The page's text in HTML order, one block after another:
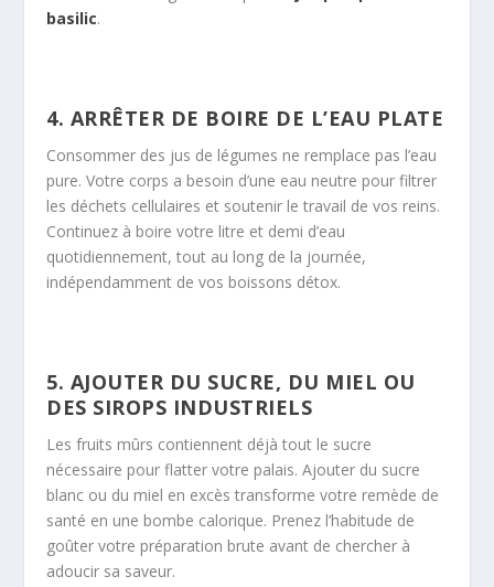
basilic.
4. ARRÊTER DE BOIRE DE L’EAU PLATE
Consommer des jus de légumes ne remplace pas l’eau
pure. Votre corps a besoin d’une eau neutre pour filtrer
les déchets cellulaires et soutenir le travail de vos reins.
Continuez à boire votre litre et demi d’eau
quotidiennement, tout au long de la journée,
indépendamment de vos boissons détox.
5. AJOUTER DU SUCRE, DU MIEL OU
DES SIROPS INDUSTRIELS
Les fruits mûrs contiennent déjà tout le sucre
nécessaire pour flatter votre palais. Ajouter du sucre
blanc ou du miel en excès transforme votre remède de
santé en une bombe calorique. Prenez l’habitude de
goûter votre préparation brute avant de chercher à
adoucir sa saveur.